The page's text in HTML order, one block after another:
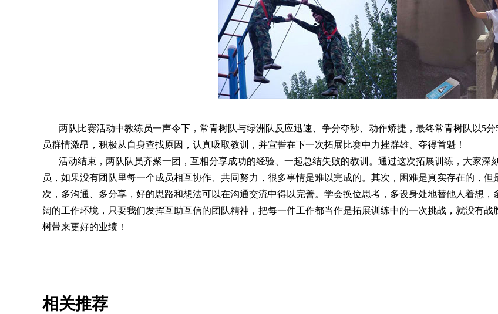
两队比赛活动中教练员一声令下，常青树队与绿洲队反应迅速、争分夺秒、动作矫捷，最终常青树队以5分
员群情激昂，积极从自身查找原因，认真吸取教训，并宣誓在下一次拓展比赛中力挫群雄、夺得首魁！
活动结束，两队队员齐聚一团，互相分享成功的经验、一起总结失败的教训。通过这次拓展训练，大家深
员，如果没有团队里每一个成员相互协作、共同努力，很多事情是难以完成的。其次，困难是真实存在的，
次，多沟通、多分享，好的思路和想法可以在沟通交流中得以完善。学会换位思考，多设身处地替他人着想
阔的工作环境，只要我们发挥互助互信的团队精神，把每一件工作都当作是拓展训练中的一次挑战，就没有
树带来更好的业绩！
相关推荐